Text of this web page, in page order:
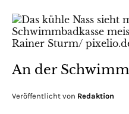
An der
Veröffentlicht von Redaktion